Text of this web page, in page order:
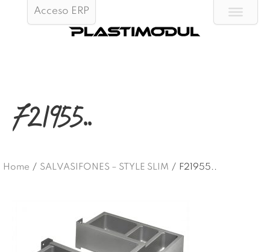
Acceso ERP
F21955..
Home / SALVASIFONES – STYLE SLIM / F21955..